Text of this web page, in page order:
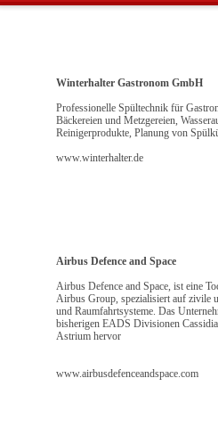
Winterhalter Gastronom GmbH
Professionelle Spültechnik für
Bäckereien und Metzgereien,
Reinigerprodukte, Planung von
www.winterhalter.de
Airbus Defence and Space
Airbus Defence and Space, ist eine
Airbus Group, spezialisiert auf zivile
und Raumfahrtsysteme. Das
bisherigen EADS Divisionen
Astrium hervor
www.airbusdefenceandspace.com